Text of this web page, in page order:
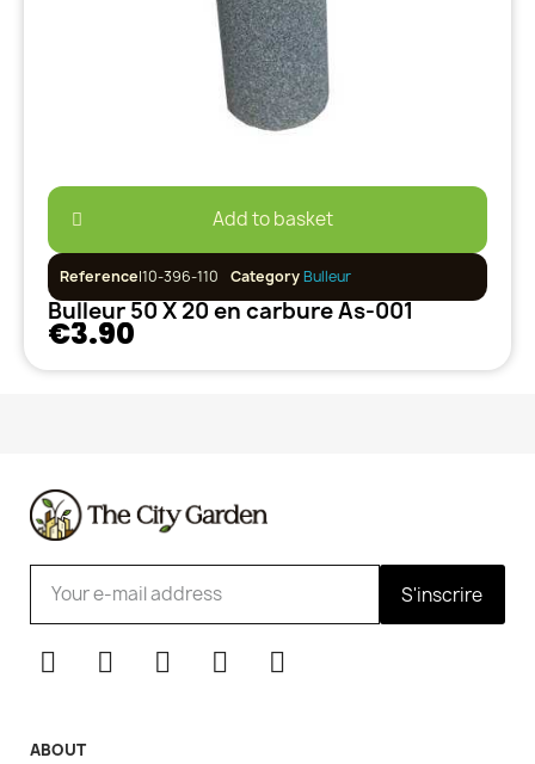
Add to basket
ReferenceI10-396-110 CategoryBulleur
Bulleur 50 X 20 en carbure As-001
€3.90
S'inscrire
ABOUT